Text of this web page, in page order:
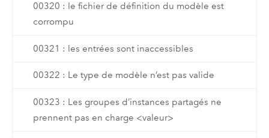
00320 : le fichier de définition du modèle est
corrompu
00321 : les entrées sont inaccessibles
00322 : Le type de modèle n’est pas valide
00323 : Les groupes d’instances partagés ne
prennent pas en charge <valeur>